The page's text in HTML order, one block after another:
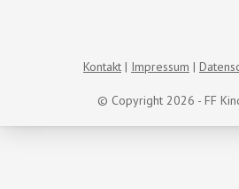
© Copyright 2026 - FF
Kontakt Impressum